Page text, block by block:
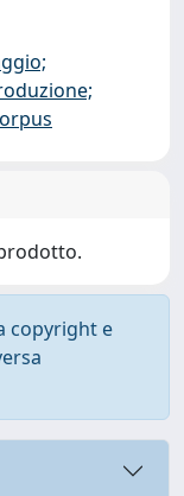
copyright e